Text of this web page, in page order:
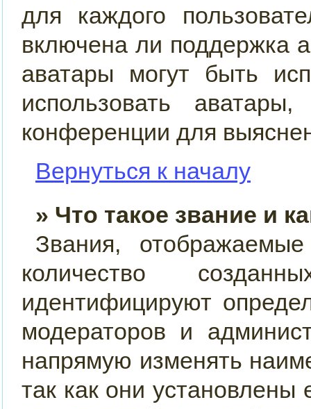
для каждого
включена ли поддержка
аватары могут быть
использовать
конференции для
Вернуться к началу
» Что такое звание и
Звания,
количество
идентифицируют
модераторов и
напрямую изменять
так как они